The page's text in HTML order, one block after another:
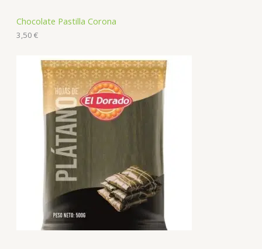
Chocolate Pastilla Corona
3,50 €